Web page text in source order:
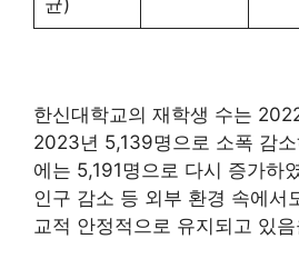
한신대학교의 재학생 수는
2023년 5,139명으로 소폭 감
에는 5,191명으로 다시 증가하
인구 감소 등 외부 환경 속에서
교적 안정적으로 유지되고 있